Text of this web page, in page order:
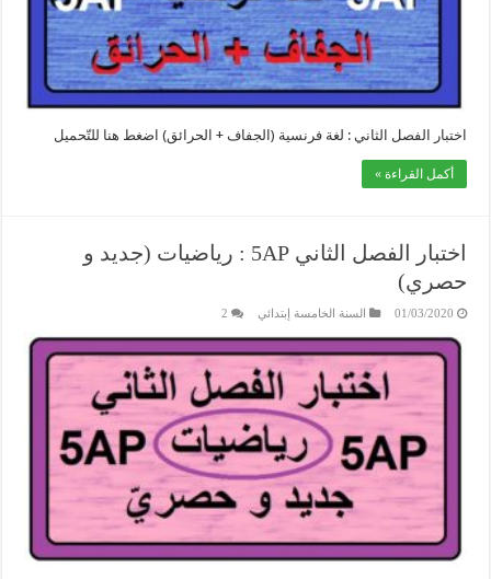
اختبار الفصل الثاني : لغة فرنسية (الجفاف + الحرائق) اضغط هنا للتّحميل
أكمل القراءة »
اختبار الفصل الثاني 5AP : رياضيات (جديد و
حصري)
01/03/2020 السنة الخامسة إبتدائي 2